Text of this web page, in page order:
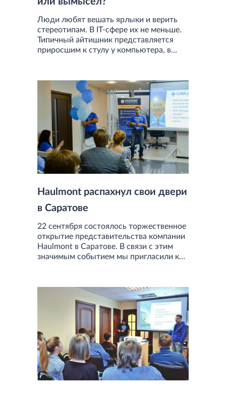
Люди любят вешать ярлыки и верить
стереотипам. В IT-сфере их не меньше.
Типичный айтишник представляется
приросшим к стулу у компьютера, в
образа жизни. Тут мы готовы поспорить
— спорт весьма популярен среди IT-
компаний. В Самаре даже есть
настоящая IT-спартакиада с
олимпийскими видами спорта, где
борьба за медали разворачивается
далеко не на любительском уровне.
Haulmont распахнул свои двери
в Саратове
22 сентября состоялось торжественное
открытие представительства компании
Haulmont в Саратове. В связи с этим
значимым событием мы пригласили к
приоткрыли завесу тайны наших
технологий и проектов.